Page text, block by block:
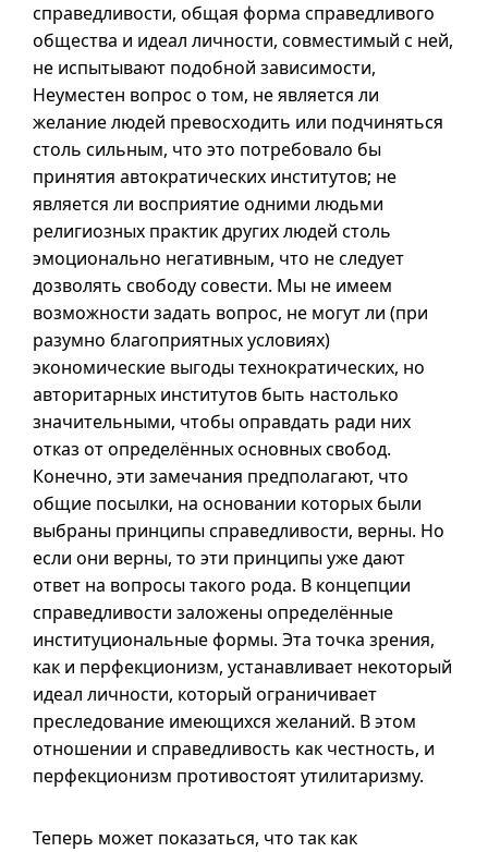
справедливости, общая форма справедливого
общества и идеал личности, совместимый с ней,
не испытывают подобной зависимости,
Неуместен вопрос о том, не является ли
желание людей превосходить или подчиняться
столь сильным, что это потребовало бы
принятия автократических институтов; не
является ли восприятие одними людьми
религиозных практик других людей столь
эмоционально негативным, что не следует
дозволять свободу совести. Мы не имеем
возможности задать вопрос, не могут ли (при
разумно благоприятных условиях)
экономические выгоды технократических, но
авторитарных институтов быть настолько
значительными, чтобы оправдать ради них
отказ от определённых основных свобод.
Конечно, эти замечания предполагают, что
общие посылки, на основании которых были
выбраны принципы справедливости, верны. Но
если они верны, то эти принципы уже дают
ответ на вопросы такого рода. В концепции
справедливости заложены определённые
институциональные формы. Эта точка зрения,
как и перфекционизм, устанавливает некоторый
идеал личности, который ограничивает
преследование имеющихся желаний. В этом
отношении и справедливость как честность, и
перфекционизм противостоят утилитаризму.
Теперь может показаться, что так как